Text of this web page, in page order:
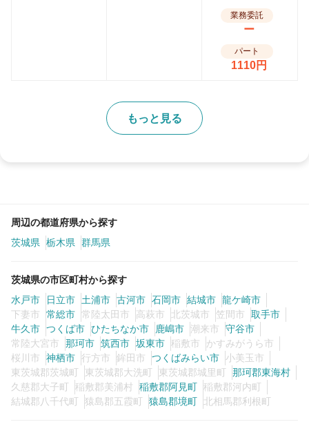
業務委託
ー
パート
1110円
もっと見る
周辺の都道府県から探す
茨城県
栃木県 群馬県
茨城県の市区町村から探す
水戸市
日立市 土浦市 古河市 石岡市 結城市 龍ケ崎市
下妻市
常総市 常陸太田市 高萩市 北茨城市 笠間市
取手市
牛久市 つくば市 ひたちなか市 鹿嶋市 潮来市
守谷市
常陸大宮市
那珂市 筑西市 坂東市 稲敷市
かすみがうら市
桜川市
神栖市 行方市 鉾田市 つくばみらい市 小美玉市
東茨城郡茨城町
東茨城郡大洗町 東茨城郡城里町
那珂郡東海村
久慈郡大子町
稲敷郡美浦村 稲敷郡阿見町 稲敷郡河内町
結城郡八千代町
猿島郡五霞町 猿島郡境町 北相馬郡利根町